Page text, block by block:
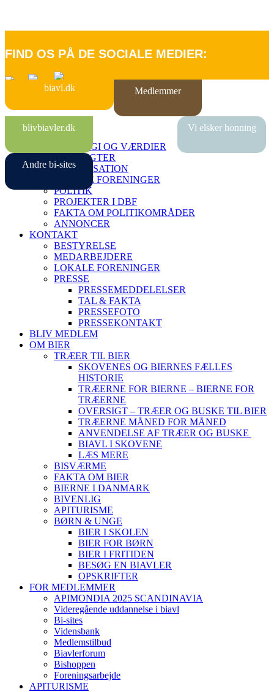
FIND OS PÅ DE SOCIALE MEDIER:
biavl.dk Medlemmer
blivbiavler.dk Vi elsker honning
Andre bi-sites
FORSIDE
STRATEGI OG VÆRDIER
VEDTÆGTER
ORGANISATION
LOKALE FORENINGER
POLITIK
PROJEKTER I DBF
FAKTA OM POLITIKOMRÅDER
ANNONCER
KONTAKT
BESTYRELSE
MEDARBEJDERE
LOKALE FORENINGER
PRESSE
PRESSEMEDDELELSER
TAL & FAKTA
PRESSEFOTO
PRESSEKONTAKT
BLIV MEDLEM
OM BIER
TRÆER TIL BIER
SKOVENES OG BIERNES FÆLLES
HISTORIE
TRÆERNE FOR BIERNE – BIERNE FOR
TRÆERNE
OVERSIGT – TRÆER OG BUSKE TIL BIER
TRÆERNE MÅNED FOR MÅNED
ANVENDELSE AF TRÆER OG BUSKE
BIAVL I SKOVENE
LÆS MERE
BISVÆRME
FAKTA OM BIER
BIERNE I DANMARK
BIVENLIG
APITURISME
BØRN & UNGE
BIER I SKOLEN
BIER FOR BØRN
BIER I FRITIDEN
BESØG EN BIAVLER
OPSKRIFTER
FOR MEDLEMMER
APIMONDIA 2025 SCANDINAVIA
Videregående uddannelse i biavl
Bi-sites
Vidensbank
Medlemstilbud
Biavlerforum
Bishoppen
Foreningsarbejde
APITURISME